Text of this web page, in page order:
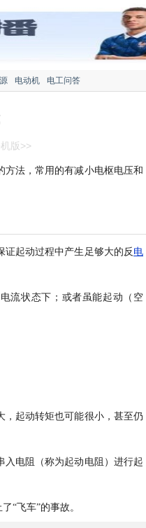
电动机
电工问答
版>>
法，常用的有减小电枢电压和
起动过程中产生足够大的反 电
流状态下；或者虽能起动（空
，起动转矩也可能很小，甚至仍
入电阻（称为起动电阻）进行起
“飞车”的事故。